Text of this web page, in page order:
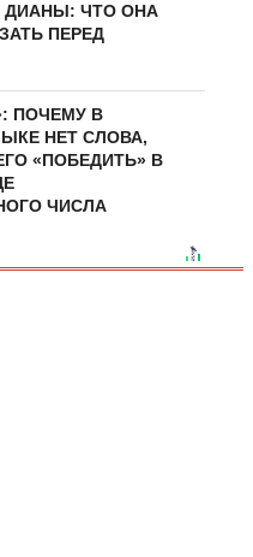
ДИАНЫ: ЧТО ОНА
ПЕРЕД
ПОЧЕМУ В
НЕТ СЛОВА,
«ПОБЕДИТЬ» В
ЧИСЛА